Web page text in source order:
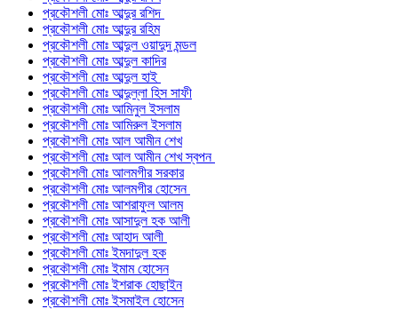
প্রকৌশলী মোঃ আব্দুর রশিদ
প্রকৌশলী মোঃ আব্দুর রহিম
প্রকৌশলী মোঃ আব্দুল ওয়াদুদ মন্ডল
প্রকৌশলী মোঃ আব্দুল কাদির
প্রকৌশলী মোঃ আব্দুল হাই
প্রকৌশলী মোঃ আব্দুল্লা হিস সাফী
প্রকৌশলী মোঃ আমিনুল ইসলাম
প্রকৌশলী মোঃ আমিরুল ইসলাম
প্রকৌশলী মোঃ আল আমীন শেখ
প্রকৌশলী মোঃ আল আমীন শেখ স্বপন
প্রকৌশলী মোঃ আলমগীর সরকার
প্রকৌশলী মোঃ আলমগীর হোসেন
প্রকৌশলী মোঃ আশরাফুল আলম
প্রকৌশলী মোঃ আসাদুল হক আলী
প্রকৌশলী মোঃ আহাদ আলী
প্রকৌশলী মোঃ ইমদাদুল হক
প্রকৌশলী মোঃ ইমাম হোসেন
প্রকৌশলী মোঃ ইশরাক হোছাইন
প্রকৌশলী মোঃ ইসমাইল হোসেন